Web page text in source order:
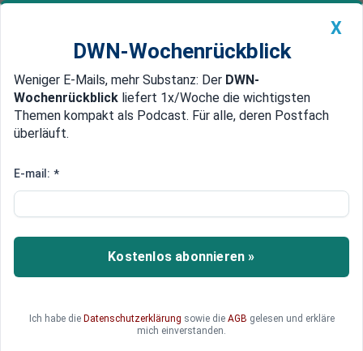
Newsticker MEIN DWN: Geldanlage Premium
Edelmetalle DWN-Magazin China
Globale Finanzmärkte knicken
Die globalen Finanzmärkte verzeichnen derzeit
die größte Korrektur seit der Finanzkrise. Der
Einbruch der Weltwirtschaft deutet sich schon
X
DWN-Wochenrückblick
Weniger E-Mails, mehr Substanz: Der DWN-
Wochenrückblick liefert 1x/Woche die wichtigsten
Themen kompakt als Podcast. Für alle, deren Postfach
überläuft.
E-mail: *
Kostenlos abonnieren »
Ich habe die Datenschutzerklärung sowie die AGB gelesen und erkläre
mich einverstanden.